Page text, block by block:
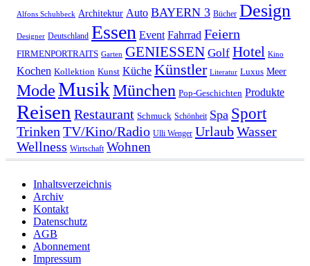
Alfons Schuhbeck Architektur Auto BAYERN 3 Bücher Design
Designer Deutschland Essen Event Fahrrad Feiern
FIRMENPORTRAITS Garten GENIESSEN Golf Hotel Kino
Kochen Kollektion Kunst Küche Künstler Literatur Luxus Meer
ModeMusikMünchen Pop-Geschichten Produkte
Reisen Restaurant Schmuck Schönheit Spa Sport
TrinkenTV/Kino/Radio Ulli Wenger UrlaubWasser
Wellness Wirtschaft Wohnen
Inhaltsverzeichnis
Archiv
Kontakt
Datenschutz
AGB
Abonnement
Impressum